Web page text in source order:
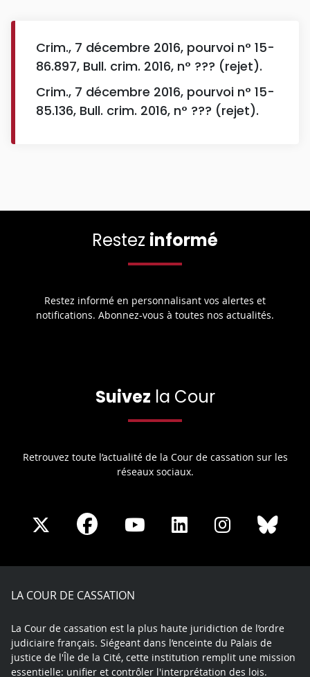
Crim., 7 décembre 2016, pourvoi n° 15-
86.897, Bull. crim. 2016, n° ??? (rejet).
Crim., 7 décembre 2016, pourvoi n° 15-
85.136, Bull. crim. 2016, n° ??? (rejet).
Restez informé
Restez informé en personnalisant vos alertes et
notifications. Abonnez-vous à toutes nos actualités.
Suivez la Cour
Retrouvez toute l’actualité de la Cour de cassation sur les
réseaux sociaux.
Share
X
Share
Facebook
Share
Youtube
Share
LinkedIn
Share
Instagram
LA COUR DE CASSATION
La Cour de cassation est la plus haute juridiction de l’ordre
judiciaire français. Siégeant dans l’enceinte du Palais de
justice de l'Île de la Cité, cette institution remplit une mission
essentielle: unifier et contrôler l'interprétation des lois.